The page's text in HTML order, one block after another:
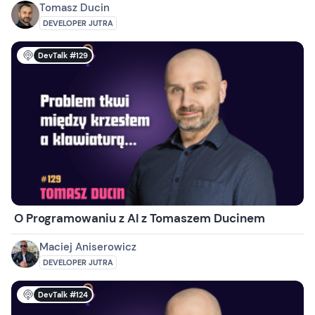
Tomasz Ducin
DEVELOPER JUTRA
DevTalk #129
O Programowaniu z AI z Tomaszem Ducinem
Maciej Aniserowicz
DEVELOPER JUTRA
DevTalk #124